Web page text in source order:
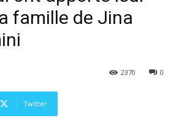
famille de Jina
0
2370
Twitter